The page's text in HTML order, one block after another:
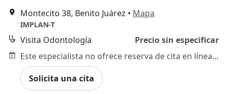
Montecito 38, Benito Juárez • Mapa
IMPLAN-T
Visita Odontología
Precio sin especificar
Este especialista no ofrece reserva de cita en línea en esta dirección.
Solicita una cita